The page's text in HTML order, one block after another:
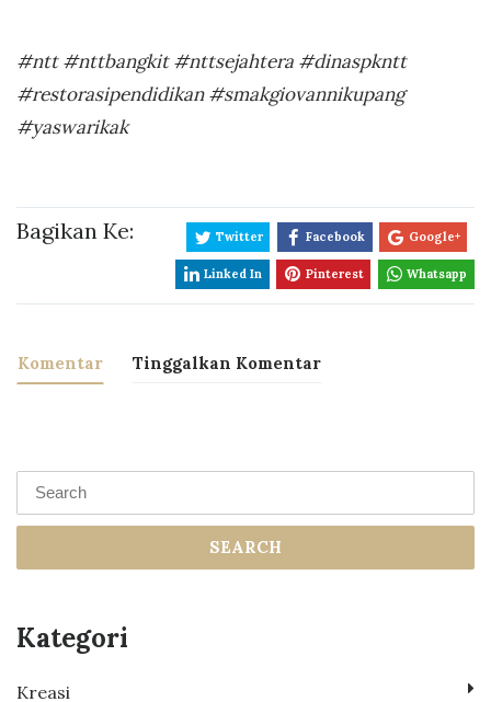
#ntt #nttbangkit #nttsejahtera #dinaspkntt
#restorasipendidikan #smakgiovannikupang
#yaswarikak
Bagikan Ke: Twitter Facebook Google+
Linked In Pinterest Whatsapp
Komentar Tinggalkan Komentar
SEARCH
Kategori
Kreasi